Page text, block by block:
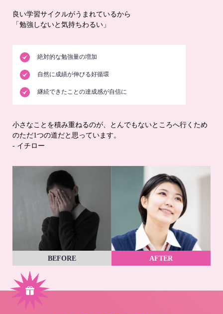
良い学習サイクルがうまれているから
「勉強しないと気持ちわるい」
絶対的な勉強量の増加
自然に成績が伸びる好循環
継続できたことの達成感が自信に
小さなことを積み重ねるのが、とんでもないところへ行くため
のただ1つの道だと思っています。
- イチロー
BEFORE AFTER